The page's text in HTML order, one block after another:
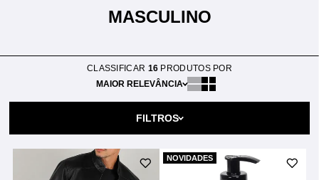
MASCULINO
CLASSIFICAR 16 PRODUTOS POR
MAIOR RELEVÂNCIA
FILTROS
NOVIDADES